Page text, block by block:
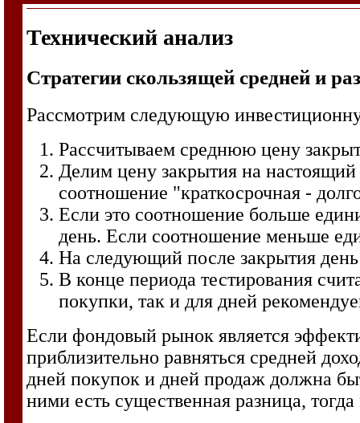
Технический анализ
Стратегии скользящей средней и
Рассмотрим следующую
Рассчитываем среднюю цену
Делим цену закрытия на
соотношение "краткосрочная -
Если это соотношение больше
день. Если соотношение меньше
На следующий после закрытия
В конце периода тестирования
покупки, так и для дней
Если фондовый рынок является
приблизительно равняться средней
дней покупок и дней продаж должна
ними есть существенная разница,